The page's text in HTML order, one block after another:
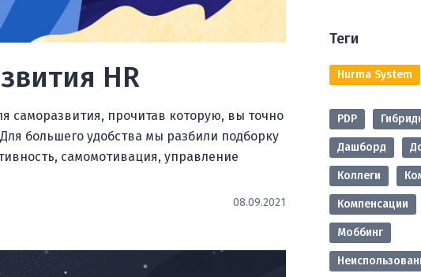
HR
саморазвития, прочитав которую, вы точно
большего удобства мы разбили подборку
самомотивация, управление
08.09.2021
Теги
Hurma System
PDP
Дашборд
Коллеги
Компенсации
Моббинг